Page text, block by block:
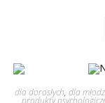
dla dorosłych, dla